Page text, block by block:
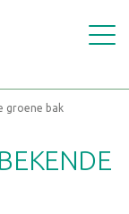
groene bak